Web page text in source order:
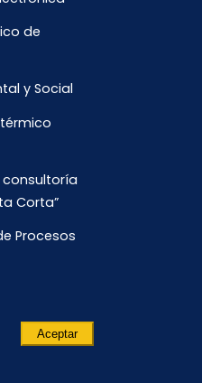
de
y Social
Corta”
Procesos
Aceptar